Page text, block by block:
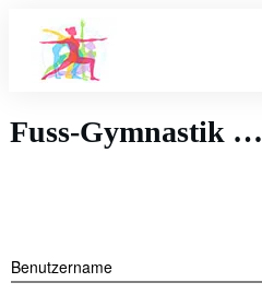
Fuss-Gymnastik …
Benutzername